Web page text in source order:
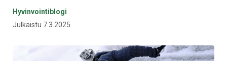
Hyvinvointiblogi
Julkaistu 7.3.2025